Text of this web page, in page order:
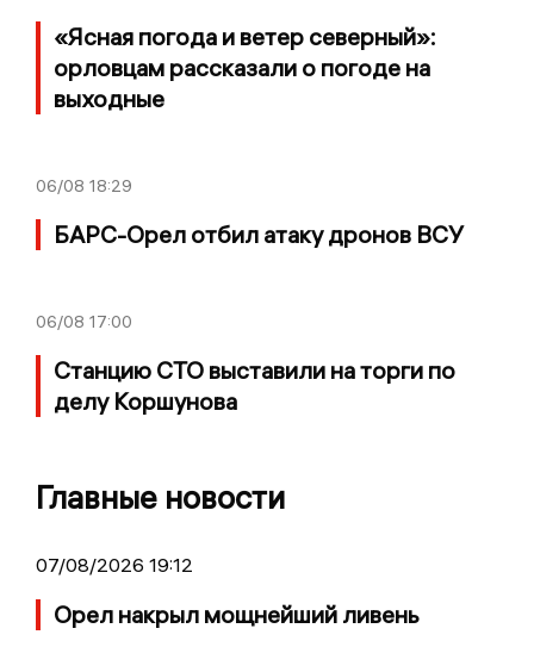
«Ясная погода и ветер северный»:
орловцам рассказали о погоде на
выходные
06/08 18:29
БАРС-Орел отбил атаку дронов ВСУ
06/08 17:00
Станцию СТО выставили на торги по
делу Коршунова
Главные новости
07/08/2026 19:12
Орел накрыл мощнейший ливень